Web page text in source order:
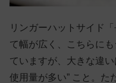
リンガーハットサイド
て幅が広く、こちらに
ていますが、大きな違
使用量が多い” こと。た